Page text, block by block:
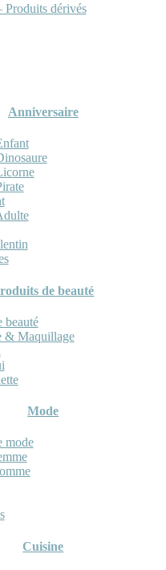
Produits dérivés
Anniversaire
de beauté
beauté
& Maquillage
Mode
mode
Cuisine